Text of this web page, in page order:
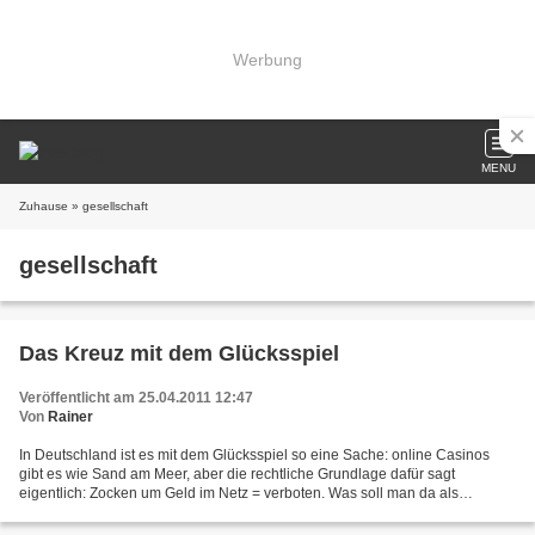
Werbung
MENU
Zuhause » gesellschaft
gesellschaft
Das Kreuz mit dem Glücksspiel
Veröffentlicht am 25.04.2011 12:47
Von Rainer
In Deutschland ist es mit dem Glücksspiel so eine Sache: online Casinos
gibt es wie Sand am Meer, aber die rechtliche Grundlage dafür sagt
eigentlich: Zocken um Geld im Netz = verboten. Was soll man da als